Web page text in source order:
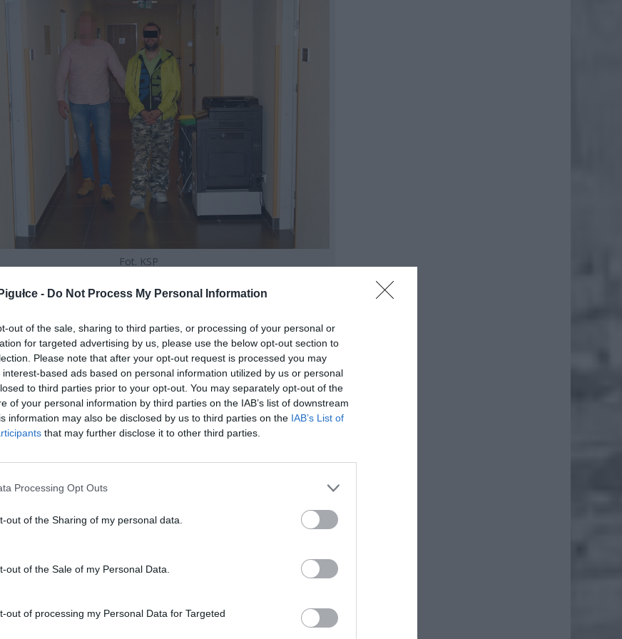
- Do Not Process My Personal Information
out of the sale, sharing to third parties, or processing of your personal or
for targeted advertising by us, please use the below opt-out section to
Please note that after your opt-out request is processed you may
based ads based on personal information utilized by us or personal
to third parties prior to your opt-out. You may separately opt-out of the
of your personal information by third parties on the IAB’s list of downstream
information may also be disclosed by us to third parties on the IAB’s List of
that may further disclose it to other third parties.
Processing Opt Outs
out of the Sharing of my personal data.
out of the Sale of my Personal Data.
out of processing my Personal Data for Targeted
Fot. KSP
doszło w Warszawie nocą w październiku 2015 roku . Kierowca białego
jej odwiezienie do domu.
ad
zł miesięcznie zamiast 800+. Nowa propozycja dla
dzieci do 3. roku życia